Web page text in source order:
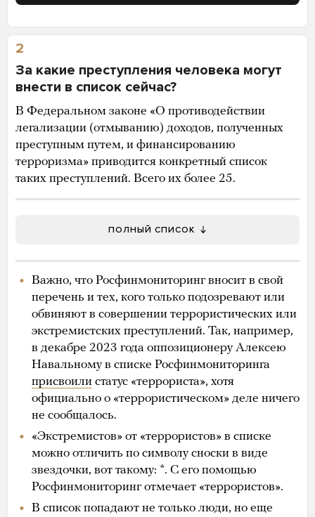
2
За какие преступления человека могут
внести в список сейчас?
В Федеральном законе «О противодействии
легализации (отмыванию) доходов, полученных
преступным путем, и финансированию
терроризма» приводится конкретный список
таких преступлений. Всего их более 25.
ПОЛНЫЙ СПИСОК
Важно, что Росфинмониторинг вносит в свой
перечень и тех, кого только подозревают или
обвиняют в совершении террористических или
экстремистских преступлений. Так, например,
в декабре 2023 года оппозиционеру Алексею
Навальному в списке Росфинмониторинга
присвоили статус «террориста», хотя
официально о «террористическом» деле ничего
не сообщалось.
«Экстремистов» от «террористов» в списке
можно отличить по символу сноски в виде
звездочки, вот такому: *. С его помощью
Росфинмониторинг отмечает «террористов».
В список попадают не только люди, но еще